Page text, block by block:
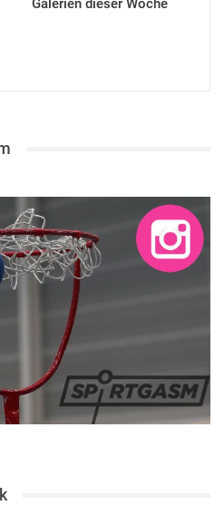
Galerien dieser Woche